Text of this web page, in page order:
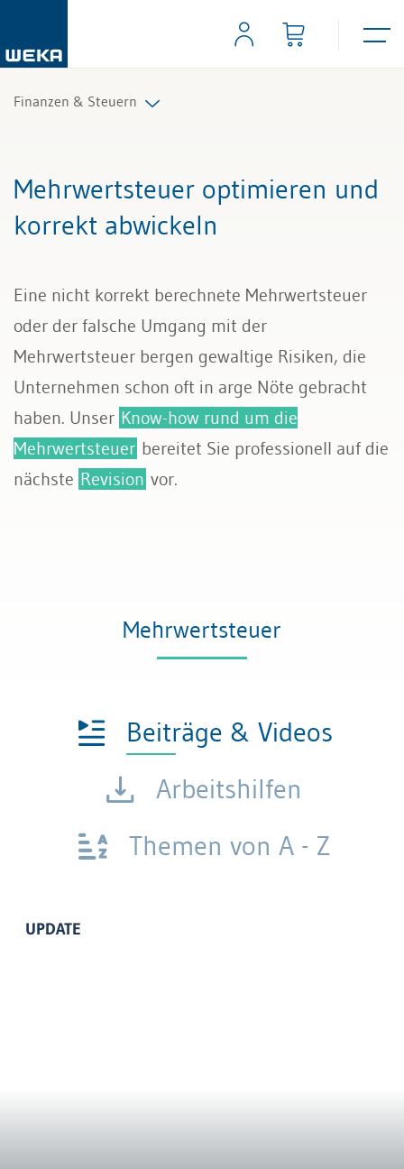
Finanzen & Steuern
Finanzmanagement
Mahnwesen und Inkasso
Mehrwertsteuer
Rechnungslegung und Berichterstattung
Rechnungswesen
Steuern
Mehrwertsteuer optimieren und
korrekt abwickeln
Eine nicht korrekt berechnete Mehrwertsteuer
oder der falsche Umgang mit der
Mehrwertsteuer bergen gewaltige Risiken, die
Unternehmen schon oft in arge Nöte gebracht
haben. Unser Know-how rund um die
Mehrwertsteuer bereitet Sie professionell auf die
nächste Revision vor.
Mehrwertsteuer
Beiträge & Videos
Arbeitshilfen
Themen von A - Z
UPDATE